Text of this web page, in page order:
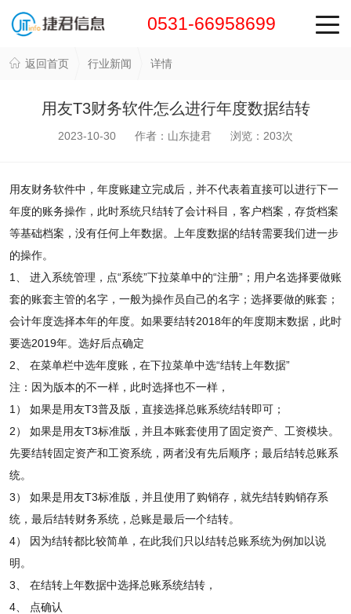
0531-66958699
返回首页 行业新闻 详情
用友T3财务软件怎么进行年度数据结转
2023-10-30 作者：山东捷君 浏览： 203次
用友财务软件中，年度账建立完成后，并不代表着直接可以进行下一
年度的账务操作，此时系统只结转了会计科目，客户档案，存货档案
等基础档案，没有任何上年数据。上年度数据的结转需要我们进一步
的操作。
1、 进入系统管理，点“系统”下拉菜单中的“注册”；用户名选择要做账
套的账套主管的名字，一般为操作员自己的名字；选择要做的账套；
会计年度选择本年的年度。如果要结转2018年的年度期末数据，此时
要选2019年。选好后点确定
2、 在菜单栏中选年度账，在下拉菜单中选“结转上年数据”
注：因为版本的不一样，此时选择也不一样，
1） 如果是用友T3普及版，直接选择总账系统结转即可；
2） 如果是用友T3标准版，并且本账套使用了固定资产、工资模块。
先要结转固定资产和工资系统，两者没有先后顺序；最后结转总账系
统。
3） 如果是用友T3标准版，并且使用了购销存，就先结转购销存系
统，最后结转财务系统，总账是最后一个结转。
4） 因为结转都比较简单，在此我们只以结转总账系统为例加以说
明。
3、 在结转上年数据中选择总账系统结转，
4、 点确认